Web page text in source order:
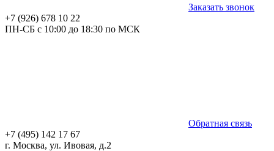
Заказать звонок
+7 (926) 678 10 22
ПН-СБ с 10:00 до 18:30 по МСК
Обратная связь
+7 (495) 142 17 67
г. Москва, ул. Ивовая, д.2